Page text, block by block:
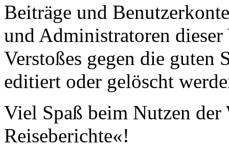
Beiträge und
und Administratoren dieser
Verstoßes gegen die guten
editiert oder gelöscht
Viel Spaß beim Nutzen der
Reiseberichte«!